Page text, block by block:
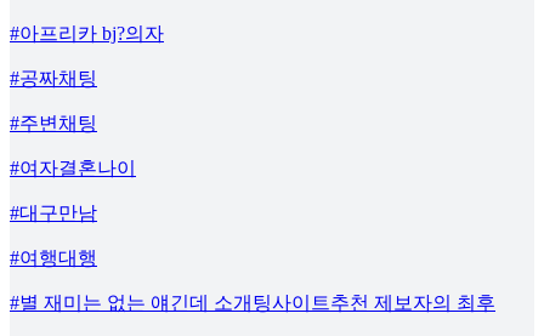
#아프리카 bj?의자
#공짜채팅
#주변채팅
#여자결혼나이
#대구만남
#여행대행
#별 재미는 없는 얘긴데 소개팅사이트추천 제보자의 최후